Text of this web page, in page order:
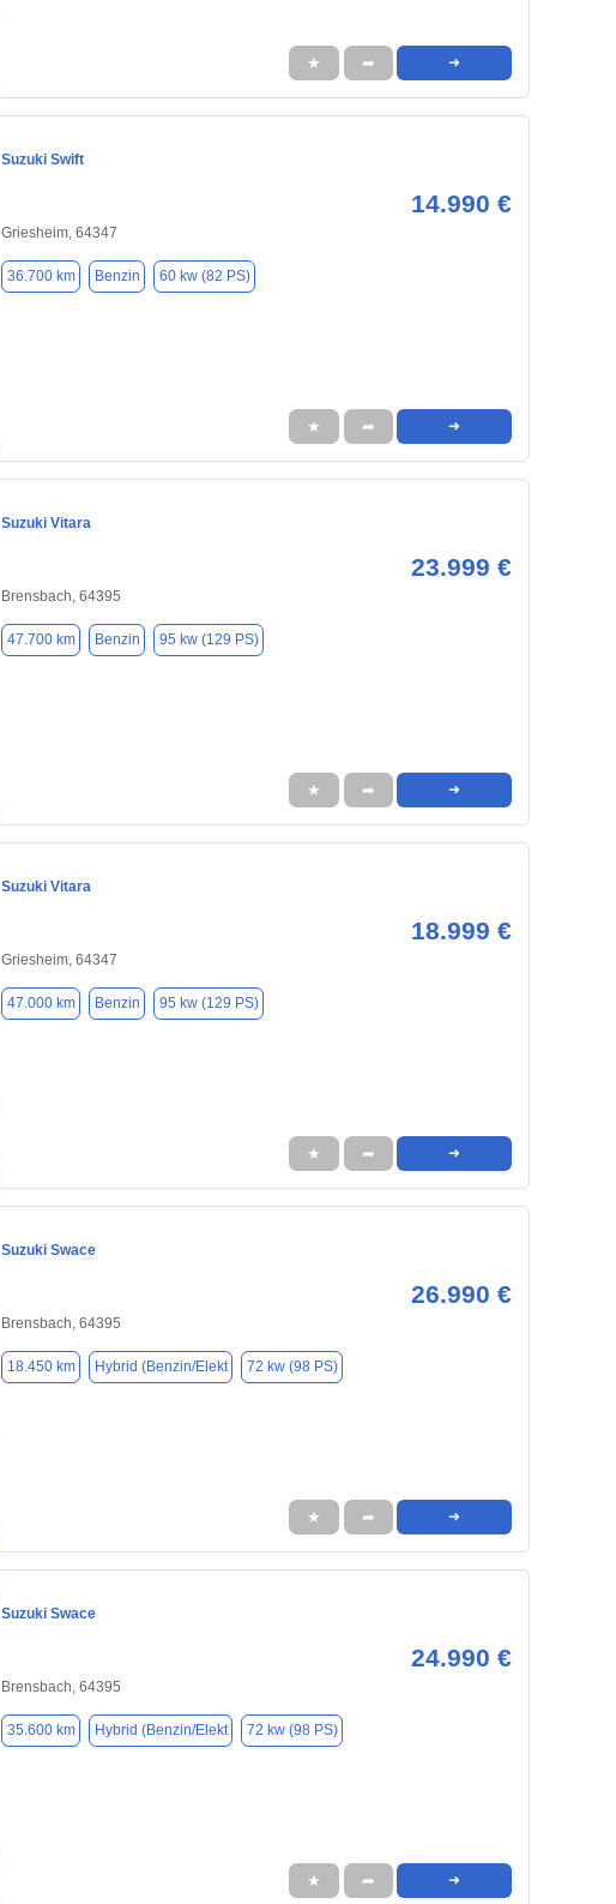
★ ➦ ➜
Suzuki Swift
14.990 €
Griesheim, 64347
36.700 km Benzin 60 kw (82 PS)
★ ➦ ➜
Suzuki Vitara
23.999 €
Brensbach, 64395
47.700 km Benzin 95 kw (129 PS)
★ ➦ ➜
Suzuki Vitara
18.999 €
Griesheim, 64347
47.000 km Benzin 95 kw (129 PS)
★ ➦ ➜
Suzuki Swace
26.990 €
Brensbach, 64395
18.450 km Hybrid (Benzin/Elekt 72 kw (98 PS)
★ ➦ ➜
Suzuki Swace
24.990 €
Brensbach, 64395
35.600 km Hybrid (Benzin/Elekt 72 kw (98 PS)
★ ➦ ➜